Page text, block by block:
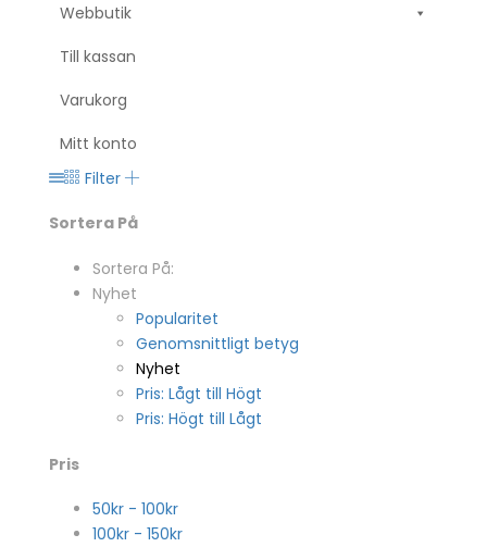
Webbutik
Till kassan
Varukorg
Mitt konto
Filter
Sortera På
Sortera På:
Nyhet
Popularitet
Genomsnittligt betyg
Nyhet
Pris: Lågt till Högt
Pris: Högt till Lågt
Pris
50kr - 100kr
100kr - 150kr